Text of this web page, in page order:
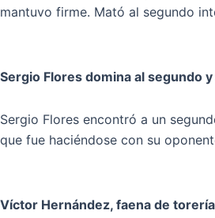
mantuvo firme. Mató al segundo
Sergio Flores domina al segundo
Sergio Flores encontró a un
que fue haciéndose con su
Víctor Hernández, faena de